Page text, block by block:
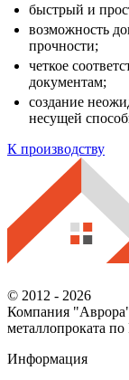
быстрый и
возможность
прочности;
четкое
документам;
создание
несущей
К производству
© 2012 - 2026
Компания
металлопроката
Информация